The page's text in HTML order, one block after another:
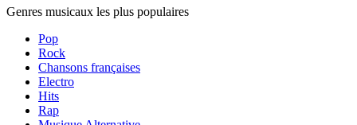
Genres musicaux les plus populaires
Pop
Rock
Chansons françaises
Electro
Hits
Rap